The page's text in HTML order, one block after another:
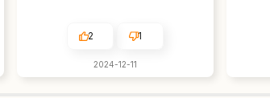
2 1
2024-12-11